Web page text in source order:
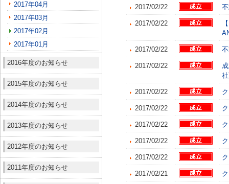
2017年04月
2017年03月
2017年02月
2017年01月
2016年度のお知らせ
2015年度のお知らせ
2014年度のお知らせ
2013年度のお知らせ
2012年度のお知らせ
2011年度のお知らせ
2017/02/22
2017/02/22
2017/02/22
2017/02/22
2017/02/22
2017/02/22
2017/02/22
2017/02/22
2017/02/22
2017/02/21